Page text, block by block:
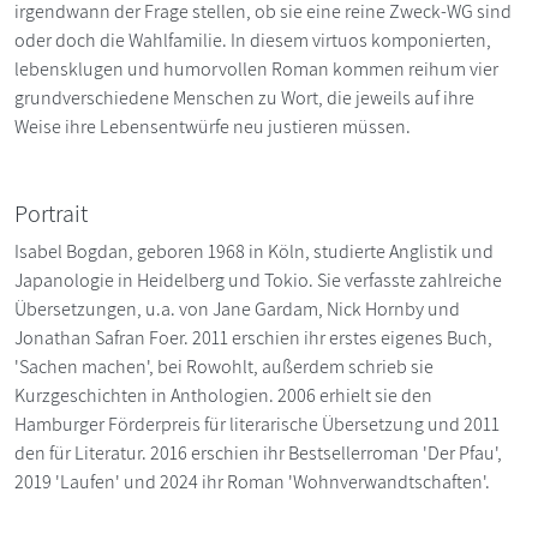
irgendwann der Frage stellen, ob sie eine reine Zweck-WG sind
oder doch die Wahlfamilie. In diesem virtuos komponierten,
lebensklugen und humorvollen Roman kommen reihum vier
grundverschiedene Menschen zu Wort, die jeweils auf ihre
Weise ihre Lebensentwürfe neu justieren müssen.
Portrait
Isabel Bogdan, geboren 1968 in Köln, studierte Anglistik und
Japanologie in Heidelberg und Tokio. Sie verfasste zahlreiche
Übersetzungen, u.a. von Jane Gardam, Nick Hornby und
Jonathan Safran Foer. 2011 erschien ihr erstes eigenes Buch,
'Sachen machen', bei Rowohlt, außerdem schrieb sie
Kurzgeschichten in Anthologien. 2006 erhielt sie den
Hamburger Förderpreis für literarische Übersetzung und 2011
den für Literatur. 2016 erschien ihr Bestsellerroman 'Der Pfau',
2019 'Laufen' und 2024 ihr Roman 'Wohnverwandtschaften'.